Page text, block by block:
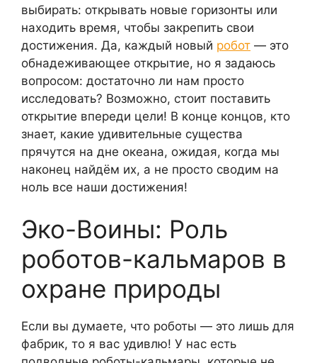
выбирать: открывать новые горизонты или
находить время, чтобы закрепить свои
достижения. Да, каждый новый робот — это
обнадеживающее открытие, но я задаюсь
вопросом: достаточно ли нам просто
исследовать? Возможно, стоит поставить
открытие впереди цели! В конце концов, кто
знает, какие удивительные существа
прячутся на дне океана, ожидая, когда мы
наконец найдём их, а не просто сводим на
ноль все наши достижения!
Эко-Воины: Роль
роботов-кальмаров в
охране природы
Если вы думаете, что роботы — это лишь для
фабрик, то я вас удивлю! У нас есть